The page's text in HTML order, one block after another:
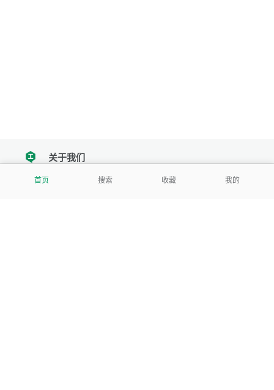
首页 搜索 收藏 我的
tencent关于我们
我们努力把每一个工具做成批量处理的产品